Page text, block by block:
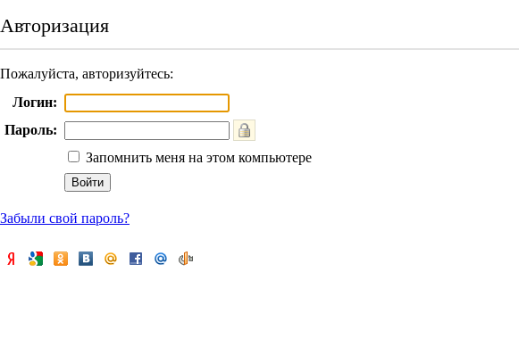
Авторизация
Пожалуйста, авторизуйтесь:
Логин:
Пароль:
Запомнить меня на этом компьютере
Забыли свой пароль?